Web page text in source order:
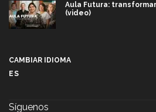
Aula Futura:
(video)
CAMBIAR IDIOMA
ES
Síguenos